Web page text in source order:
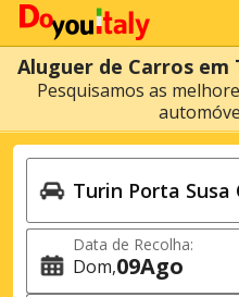
Aluguer de Carros em
Pesquisamos as
Data de Recolha:
Dom 09Ago